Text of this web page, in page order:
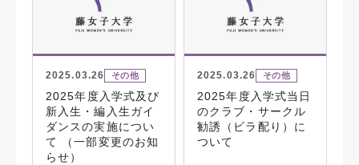
2025.03.26 その他
2025年度入学式及び
新入生・編入生ガイ
ダンスの実施につい
て （一部変更のお知
らせ）
2025.03.26 その他
2025年度入学式当日
のクラブ・サークル
勧誘（ビラ配り）に
ついて